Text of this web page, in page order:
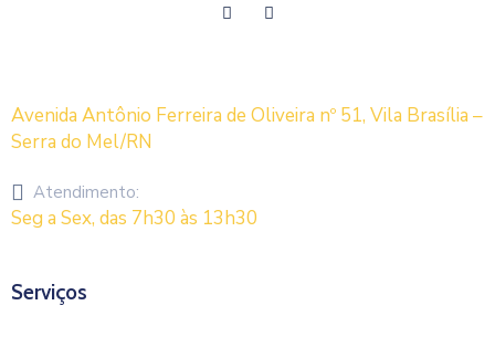
Avenida Antônio Ferreira de Oliveira nº 51, Vila Brasília –
Serra do Mel/RN
Atendimento:
Seg a Sex, das 7h30 às 13h30
Serviços